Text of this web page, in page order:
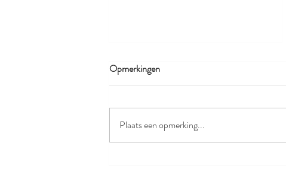
Opmerkingen
Plaats een opmerking...